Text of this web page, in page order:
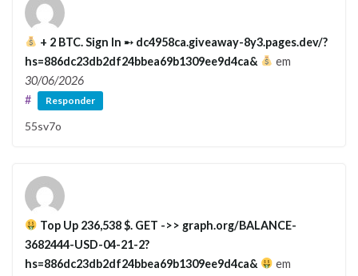
+ 2 BTC. Sign In ➸ dc4958ca.giveaway-8y3.pages.dev/?
hs=886dc23db2df24bbea69b1309ee9d4ca&
em
30/06/2026
#
Responder
55sv7o
Top Up 236,538 $. GET ->> graph.org/BALANCE-
3682444-USD-04-21-2?
hs=886dc23db2df24bbea69b1309ee9d4ca&
em